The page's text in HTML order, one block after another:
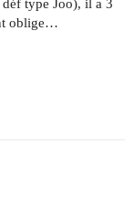
type Joo), il a 3
oblige…